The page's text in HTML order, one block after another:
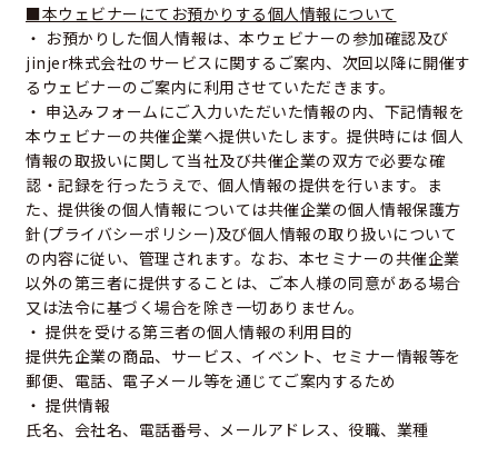
■本ウェビナーにてお預かりする個人情報について
・ お預かりした個人情報は、本ウェビナーの参加確認及び
jinjer株式会社のサービスに関するご案内、次回以降に開催す
るウェビナーのご案内に利用させていただきます。
・ 申込みフォームにご入力いただいた情報の内、下記情報を
本ウェビナーの共催企業へ提供いたします。提供時には 個人
情報の取扱いに関して当社及び共催企業の双方で必要な確
認・記録を行ったうえで、個人情報の提供を行います。ま
た、提供後の個人情報については共催企業の個人情報保護方
針(プライバシーポリシー)及び個人情報の取り扱いについて
の内容に従い、管理されます。なお、本セミナーの共催企業
以外の第三者に提供することは、ご本人様の同意がある場合
又は法令に基づく場合を除き一切ありません。
・ 提供を受ける第三者の個人情報の利用目的
提供先企業の商品、サービス、イベント、セミナー情報等を
郵便、電話、電子メール等を通じてご案内するため
・ 提供情報
氏名、会社名、電話番号、メールアドレス、役職、業種